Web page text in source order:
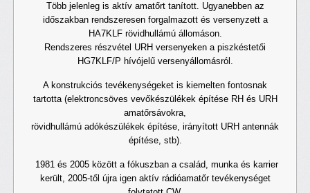
Több jelenleg is aktív amatőrt tanított. Ugyanebben az
időszakban rendszeresen forgalmazott és versenyzett a
HA7KLF rövidhullámú állomáson.
Rendszeres részvétel URH versenyeken a piszkéstetői
HG7KLF/P hívójelű versenyállomásról.
A konstrukciós tevékenységeket is kiemelten fontosnak
tartotta (elektroncsöves vevőkészülékek építése RH és URH
amatőrsávokra,
rövidhullámú adókészülékek építése, irányított URH antennák
építése, stb).
1981 és 2005 között a fókuszban a család, munka és karrier
került, 2005-től újra igen aktív rádióamatőr tevékenységet